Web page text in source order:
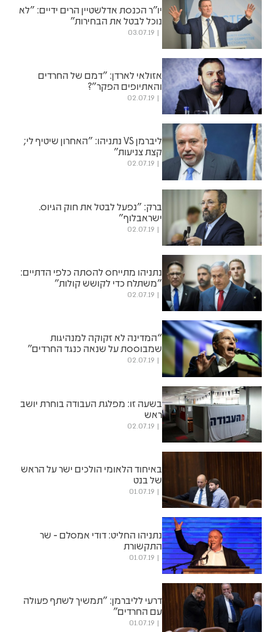
יו"ר הכנסת אדלשטיין הרים ידיים: "לא
נוכל לבטל את הבחירות"
03.07.19
אזולאי לארדן: "דמם של החרדים
והאתיופים הפקר"?
02.07.19
‏ליברמן VS נתניהו: "האחרון שיטיף לי;
קצת צניעות״
02.07.19
ברק: "נפעל לבטל את חוק הגיוס.
ישראבלוף"
02.07.19
נתניהו מתייחס להסתה כלפי הדתיים:
"משתלח כדי לקושש קולות"
02.07.19
“המדינה לא זקוקה למנהיגות
שמבוססת על שנאה כנגד החרדים”
02.07.19
בשעה זו: מפלגת העבודה בוחרת יושב
ראש
02.07.19
באיחוד הלאומי הולכים ישר על הראש
של בנט
01.07.19
נתניהו החליט: דודי אמסלם - שר
התקשורת
01.07.19
דרעי לליברמן: "תמשיך לשתף פעולה
עם החרדים"
01.07.19